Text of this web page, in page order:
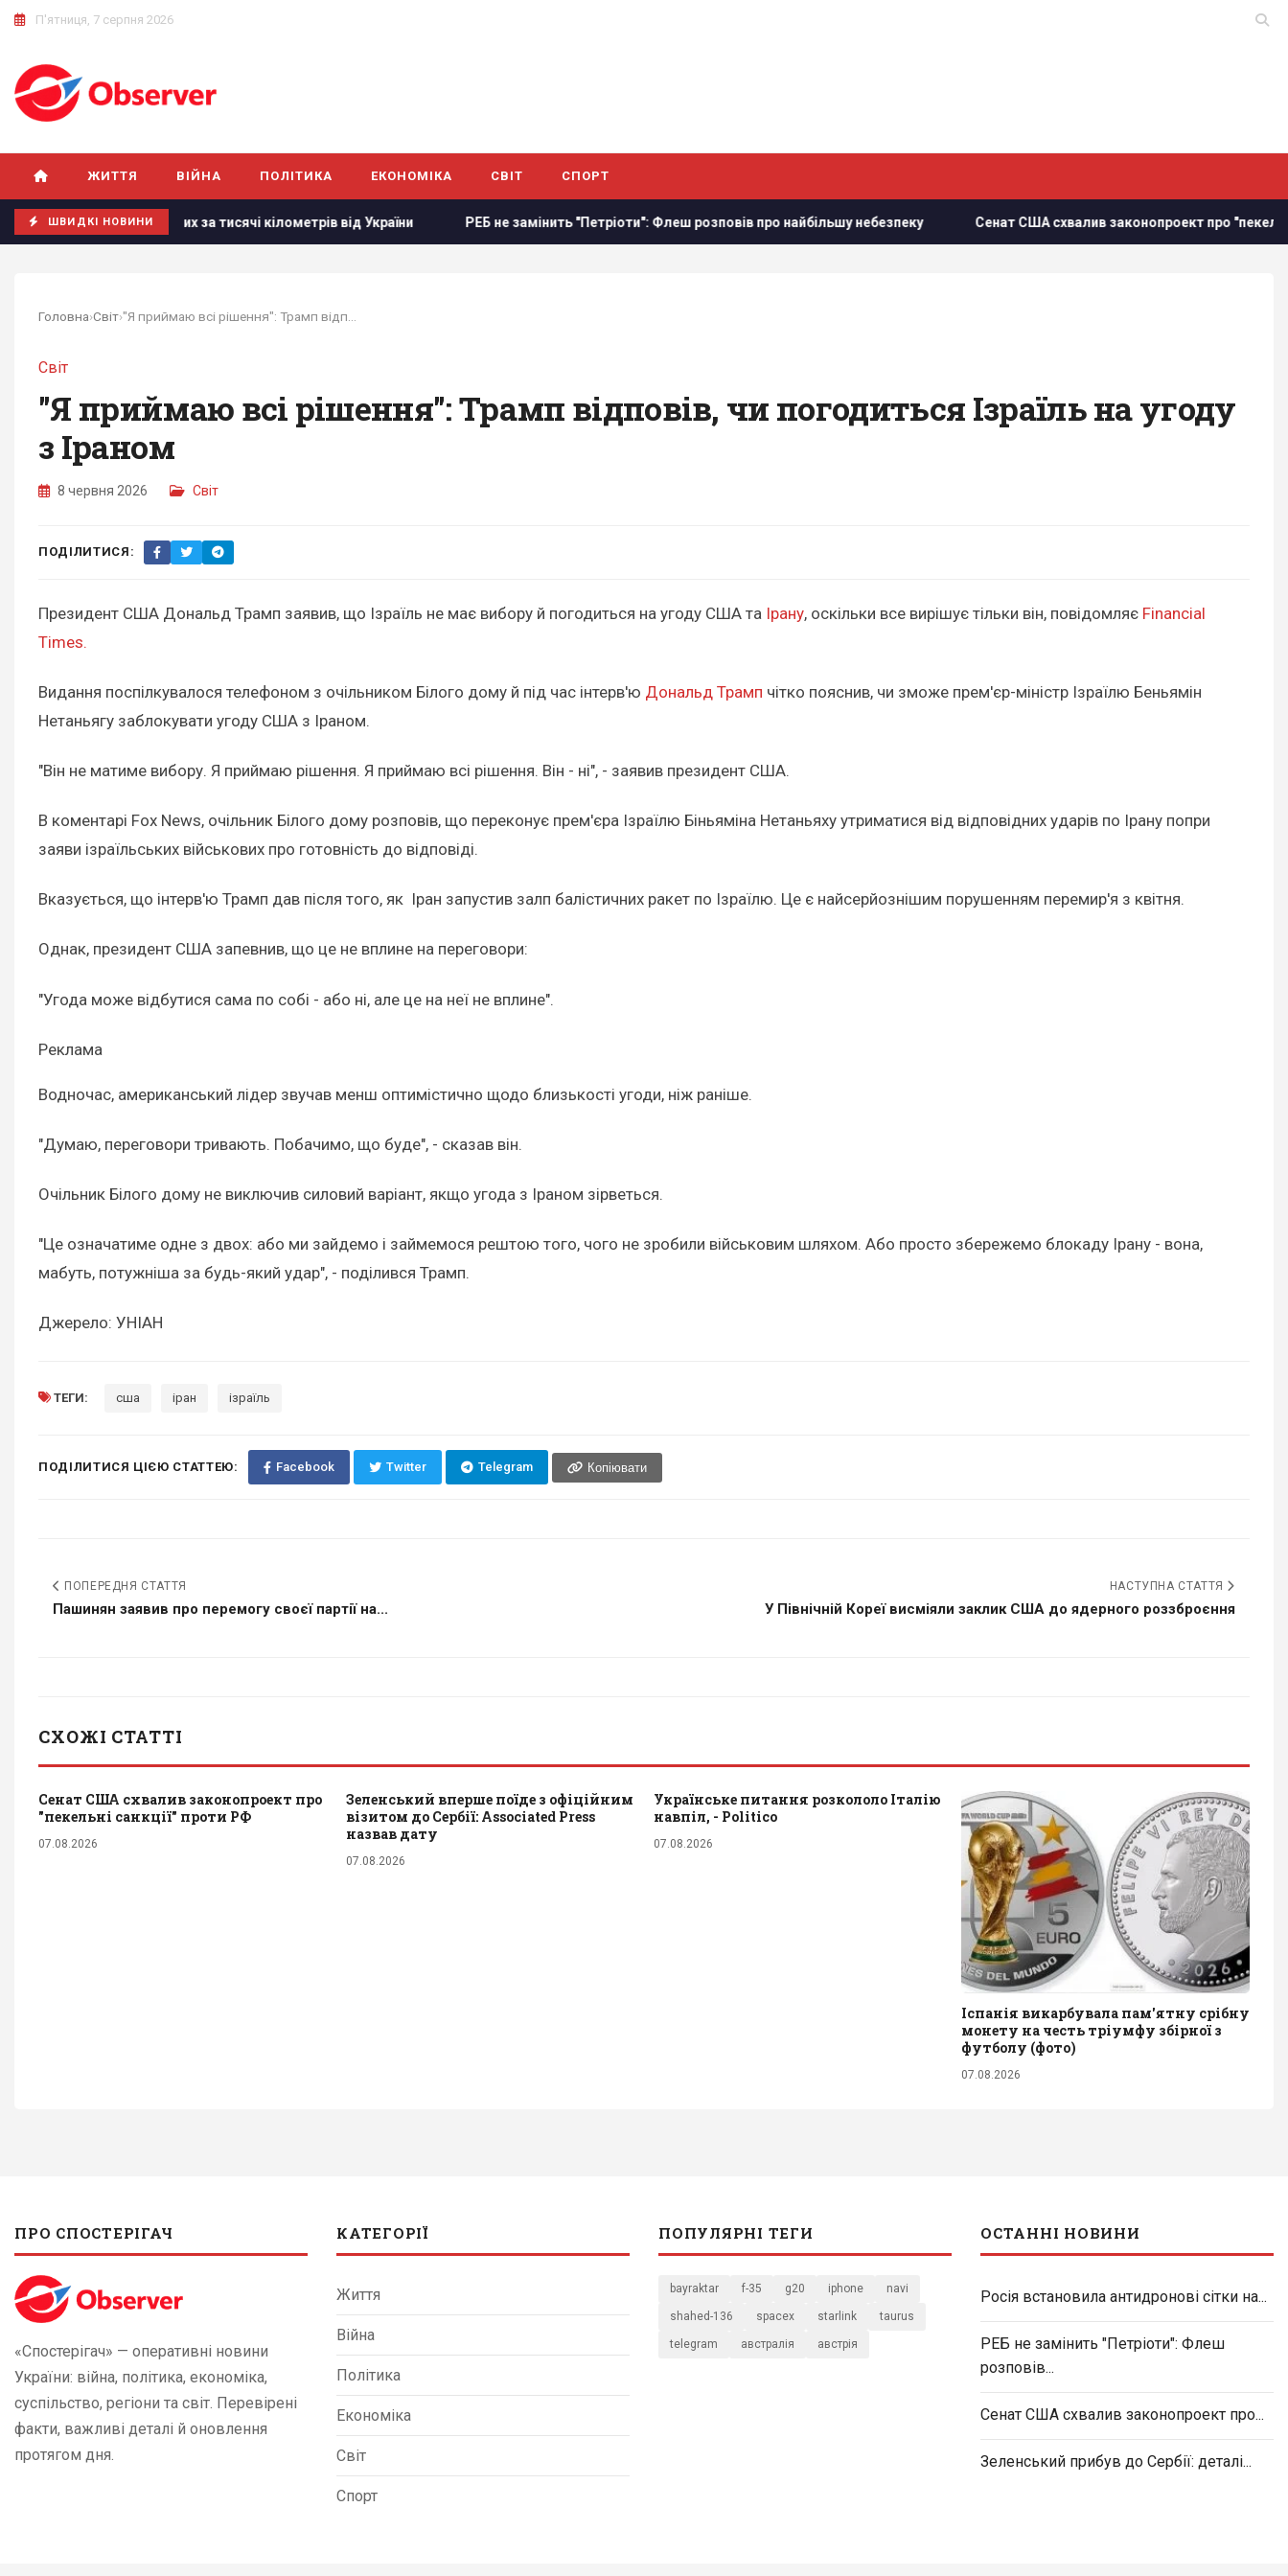
П'ятниця, 7 серпня 2026
ЖИТТЯ ВІЙНА ПОЛІТИКА ЕКОНОМІКА СВІТ СПОРТ
ШВИДКІ НОВИНИ
розташованих за тисячі кілометрів від України РЕБ не замінить "Петріоти": Флеш розповів про найбільшу небезпеку Сенат США схвалив законопроект про "пекельні
Головна›Світ›
Світ
"Я приймаю всі рішення": Трамп відповів, чи погодиться Ізраїль на угоду
з Іраном
8 червня 2026 Світ
ПОДІЛИТИСЯ:
Президент США Дональд Трамп заявив, що Ізраїль не має вибору й погодиться на угоду США та Ірану, оскільки все вирішує тільки він, повідомляє Financial
Times.
Видання поспілкувалося телефоном з очільником Білого дому й під час інтерв'ю Дональд Трамп чітко пояснив, чи зможе прем'єр-міністр Ізраїлю Беньямін
Нетаньягу заблокувати угоду США з Іраном.
"Він не матиме вибору. Я приймаю рішення. Я приймаю всі рішення. Він - ні", - заявив президент США.
В коментарі Fox News, очільник Білого дому розповів, що переконує прем'єра Ізраїлю Біньяміна Нетаньяху утриматися від відповідних ударів по Ірану попри
заяви ізраїльських військових про готовність до відповіді.
Вказується, що інтерв'ю Трамп дав після того, як Іран запустив залп балістичних ракет по Ізраїлю. Це є найсерйознішим порушенням перемир'я з квітня.
Однак, президент США запевнив, що це не вплине на переговори:
"Угода може відбутися сама по собі - або ні, але це на неї не вплине".
Реклама
Водночас, американський лідер звучав менш оптимістично щодо близькості угоди, ніж раніше.
"Думаю, переговори тривають. Побачимо, що буде", - сказав він.
Очільник Білого дому не виключив силовий варіант, якщо угода з Іраном зірветься.
"Це означатиме одне з двох: або ми зайдемо і займемося рештою того, чого не зробили військовим шляхом. Або просто збережемо блокаду Ірану - вона,
мабуть, потужніша за будь-який удар", - поділився Трамп.
Джерело: УНІАН
ТЕГИ: сша іран ізраїль
ПОДІЛИТИСЯ ЦІЄЮ СТАТТЕЮ: Facebook Twitter Telegram Копіювати
ПОПЕРЕДНЯ СТАТТЯ
Пашинян заявив про перемогу своєї партії на...
НАСТУПНА СТАТТЯ
У Північній Кореї висміяли заклик США до ядерного роззброєння
СХОЖІ СТАТТІ
Сенат США схвалив законопроект про
"пекельні санкції" проти РФ
07.08.2026
Зеленський вперше поїде з офіційним
візитом до Сербії: Associated Press
назвав дату
07.08.2026
Українське питання розкололо Італію
навпіл, - Politico
07.08.2026
Іспанія викарбувала пам'ятну срібну
монету на честь тріумфу збірної з
футболу (фото)
07.08.2026
ПРО СПОСТЕРІГАЧ
«Спостерігач» — оперативні новини
України: війна, політика, економіка,
суспільство, регіони та світ. Перевірені
факти, важливі деталі й оновлення
протягом дня.
КАТЕГОРІЇ
Життя
Війна
Політика
Економіка
Світ
Спорт
ПОПУЛЯРНІ ТЕГИ
bayraktar f-35 g20 iphone navi
shahed-136 spacex starlink taurus
telegram австралія австрія
ОСТАННІ НОВИНИ
Росія встановила антидронові сітки на...
РЕБ не замінить "Петріоти": Флеш
розповів...
Сенат США схвалив законопроект про...
Зеленський прибув до Сербії: деталі...